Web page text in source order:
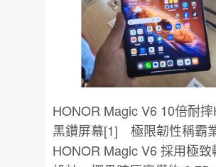
HONOR Magic V6 10倍耐
黑鑽屏幕[1] 極限韌性稱霸
HONOR Magic V6 採用極致